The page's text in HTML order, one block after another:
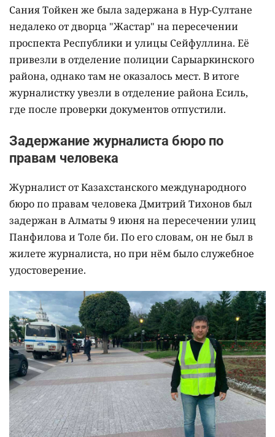
Сания Тойкен же была задержана в Нур-Султане
недалеко от дворца "Жастар" на пересечении
проспекта Республики и улицы Сейфуллина. Её
привезли в отделение полиции Сарыаркинского
района, однако там не оказалось мест. В итоге
журналистку увезли в отделение района Есиль,
где после проверки документов отпустили.
Задержание журналиста бюро по
правам человека
Журналист от Казахстанского международного
бюро по правам человека Дмитрий Тихонов был
задержан в Алматы 9 июня на пересечении улиц
Панфилова и Толе би. По его словам, он не был в
жилете журналиста, но при нём было служебное
удостоверение.